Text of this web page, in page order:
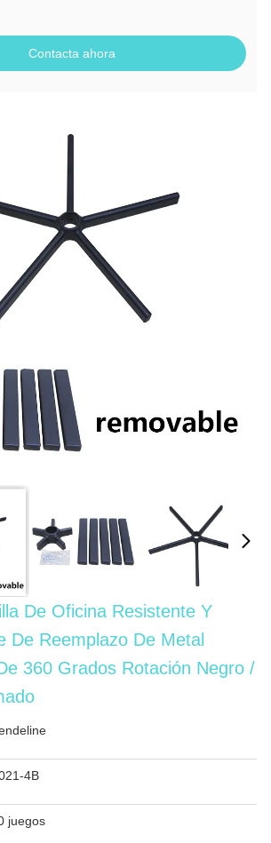
Contacta ahora
De Oficina Resistente Y
De Reemplazo De Metal
360 Grados Rotación Negro /
4B
juegos